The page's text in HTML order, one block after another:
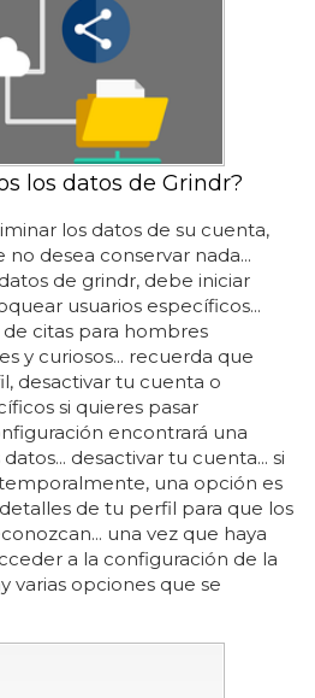
los datos de Grindr?
los datos de su cuenta,
desea conservar nada...
de grindr, debe iniciar
usuarios específicos...
citas para hombres
y curiosos... recuerda que
desactivar tu cuenta o
si quieres pasar
encontrará una
desactivar tu cuenta... si
una opción es
de tu perfil para que los
una vez que haya
a la configuración de la
varias opciones que se